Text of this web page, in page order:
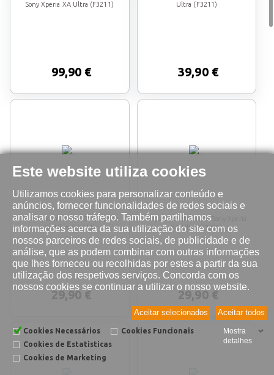
Este website utiliza cookies
Utilizamos cookies para personalizar conteúdo e
anúncios, fornecer funcionalidades de redes sociais e
analisar o nosso tráfego. Também partilhamos
informações acerca da sua utilização do site com os
nossos parceiros de redes sociais, de publicidade e de
análise, que as podem combinar com outras informações
que lhes forneceu ou recolhidas por estes a partir da sua
utilização dos respetivos serviços. Concorda com os
nossos cookies se continuar a utilizar o nosso website.
Aceitar todos
Aceitar selecionados
Cookies Necessários
Cookies Funcionais
Cookies de Estatísticas
Cookies de Marketing
Mostra
detalhes
Sony Xperia XA Ultra (F3211)
99,90 €
Ultra (F3211)
39,90 €
Reparação microfone Sony Xperia
XA Ultra (F3211)
29,90 €
Reparação altifalante Sony Xperia
XA Ultra (F3211)
29,90 €